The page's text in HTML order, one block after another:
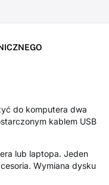
do komputera dwa
kablem USB
lub laptopa. Jeden
Wymiana dysku